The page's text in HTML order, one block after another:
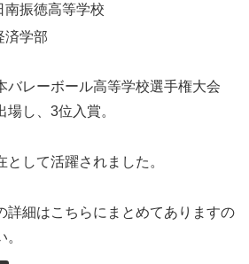
南振徳高等学校
済学部
バレーボール高等学校選手権大会
場し、3位入賞。
して活躍されました。
詳細はこちらにまとめてありますの